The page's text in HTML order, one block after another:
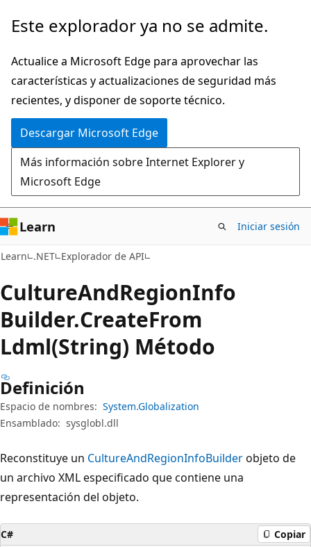
Ir
contenido
principal
Ir
la
navegación
en
la
página
Este explorador ya no se admite.
Actualice a Microsoft Edge para aprovechar las
características y actualizaciones de seguridad más
recientes, y disponer de soporte técnico.
Descargar Microsoft Edge
Más información sobre Internet Explorer y
Microsoft Edge
Learn Iniciar sesión
Learn .NET Explorador de API
CultureAndRegionInfo
Builder.CreateFrom
Ldml(String) Método
Definición
Espacio de nombres: System.Globalization
Ensamblado: sysglobl.dll
Reconstituye un CultureAndRegionInfoBuilderobjeto de
un archivo XML especificado que contiene una
representación del objeto.
C# Copiar